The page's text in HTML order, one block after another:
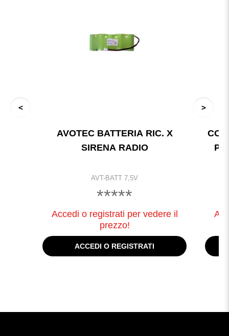
AVOTEC BATTERIA RIC. X
SIRENA RADIO
AVT-BATT 7,5V
*****
Accedi o registrati per vedere il
prezzo!
ACCEDI O REGISTRATI